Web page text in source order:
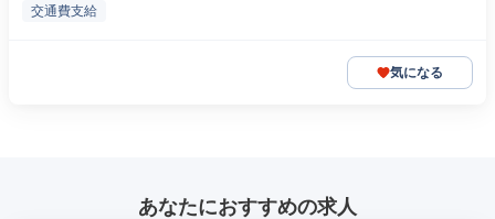
交通費支給
気になる
あなたにおすすめの求人